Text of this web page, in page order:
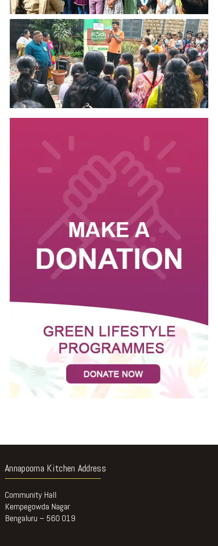
Annapoorna Kitchen Address
Community Hall
Kempegowda Nagar
Bengaluru – 560 019